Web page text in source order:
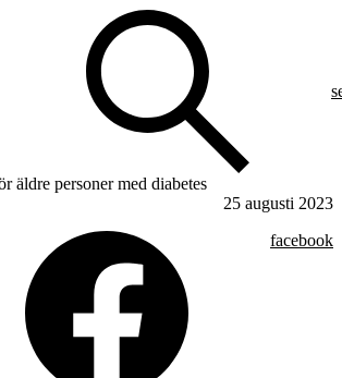
äldre personer med diabetes
25 augusti 2023
facebook